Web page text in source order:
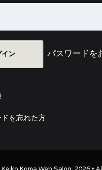
パスワードを
を忘れた方